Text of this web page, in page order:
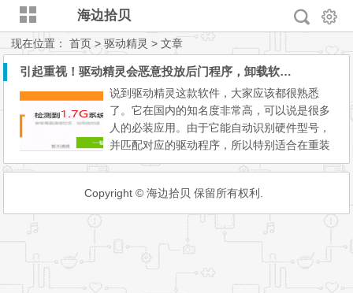
海边拾贝
现在位置：首页 > 驱动精灵 > 文章
引起重视！驱动精灵会恶意投放后门程序，卸载软件也没用
说到驱动精灵这款软件，大家应该都很熟悉
了。它在国内的知名度非常高，可以说是很多
人的必装应用。由于它能自动识别硬件型号，
并匹配对应的驱动程序，所以特别适合在重装
系统后使用。 然而近日，火绒安全实验室播
经过深入分析，驱动精灵会在被卸载时，故意
留下一个名为“kbasesrv.exe”的程序。以此来
Copyright © 海边拾贝 保留所有权利.